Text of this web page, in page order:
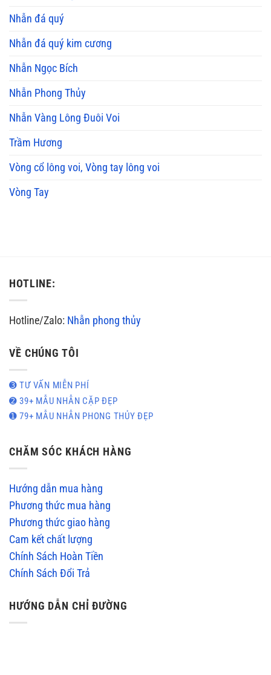
Nhẫn đá quý
Nhẫn đá quý kim cương
Nhẫn Ngọc Bích
Nhẫn Phong Thủy
Nhẫn Vàng Lông Đuôi Voi
Trầm Hương
Vòng cổ lông voi, Vòng tay lông voi
Vòng Tay
HOTLINE:
Hotline/Zalo: Nhẫn phong thủy
VỀ CHÚNG TÔI
➌ TƯ VẤN MIỄN PHÍ
➋ 39+ MẪU NHẪN CẶP ĐẸP
➊ 79+ MẪU NHẪN PHONG THỦY ĐẸP
CHĂM SÓC KHÁCH HÀNG
Hướng dẫn mua hàng
Phương thức mua hàng
Phương thức giao hàng
Cam kết chất lượng
Chính Sách Hoàn Tiền
Chính Sách Đổi Trả
HƯỚNG DẪN CHỈ ĐƯỜNG